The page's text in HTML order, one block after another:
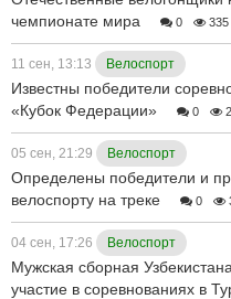
чемпионате мира
0 335
11 сен, 13:13 Велоспорт
Известны победители
«Кубок Федерации»
0
05 сен, 21:29 Велоспорт
Определены победители и
велоспорту на треке
0
04 сен, 17:26 Велоспорт
Мужская сборная
участие в соревнованиях в